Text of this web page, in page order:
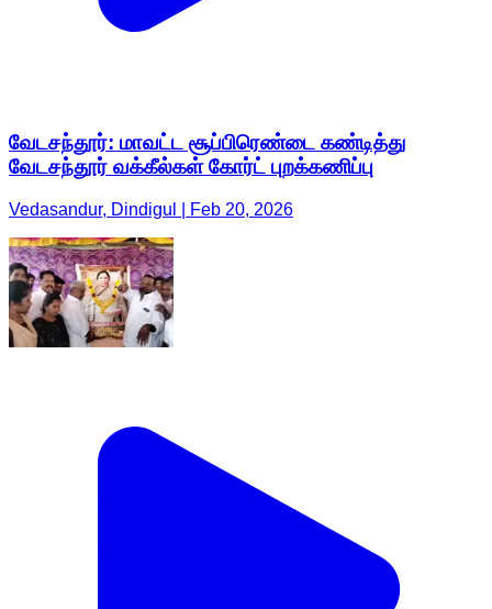
வேடசந்தூர்: மாவட்ட சூப்பிரெண்டை கண்டித்து
வேடசந்தூர் வக்கீல்கள் கோர்ட் புறக்கணிப்பு
Vedasandur, Dindigul | Feb 20, 2026